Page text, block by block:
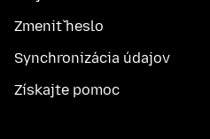
Zmeniť heslo
Synchronizácia údajov
Získajte pomoc